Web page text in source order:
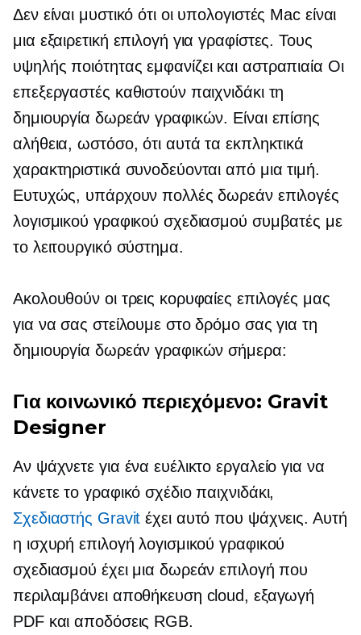
Δεν είναι μυστικό ότι οι υπολογιστές Mac είναι
μια εξαιρετική επιλογή για γραφίστες. Τους
υψηλής ποιότητας εμφανίζει και αστραπιαία Οι
επεξεργαστές καθιστούν παιχνιδάκι τη
δημιουργία δωρεάν γραφικών. Είναι επίσης
αλήθεια, ωστόσο, ότι αυτά τα εκπληκτικά
χαρακτηριστικά συνοδεύονται από μια τιμή.
Ευτυχώς, υπάρχουν πολλές δωρεάν επιλογές
λογισμικού γραφικού σχεδιασμού συμβατές με
το λειτουργικό σύστημα.
Ακολουθούν οι τρεις κορυφαίες επιλογές μας
για να σας στείλουμε στο δρόμο σας για τη
δημιουργία δωρεάν γραφικών σήμερα:
Για κοινωνικό περιεχόμενο: Gravit
Designer
Αν ψάχνετε για ένα ευέλικτο εργαλείο για να
κάνετε το γραφικό σχέδιο παιχνιδάκι,
Σχεδιαστής Gravit έχει αυτό που ψάχνεις. Αυτή
η ισχυρή επιλογή λογισμικού γραφικού
σχεδιασμού έχει μια δωρεάν επιλογή που
περιλαμβάνει αποθήκευση cloud, εξαγωγή
PDF και αποδόσεις RGB.